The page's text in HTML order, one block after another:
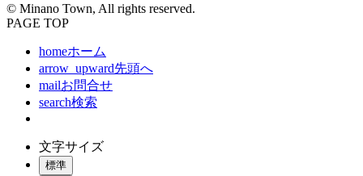
© Minano Town, All rights reserved.
PAGE TOP
homeホーム
arrow_upward先頭へ
mailお問合せ
search検索
文字サイズ
標準